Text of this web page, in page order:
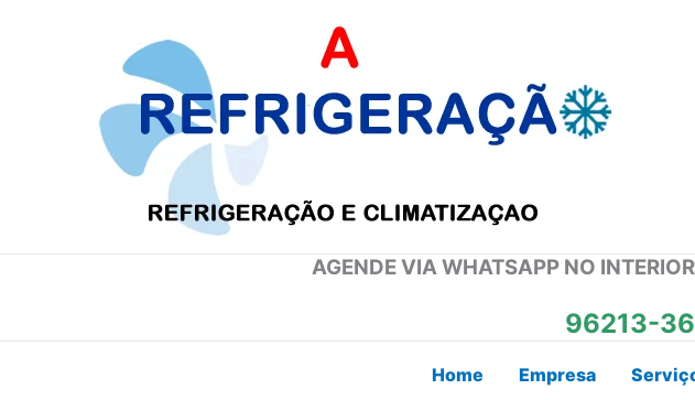
AGENDE VIA WHATSAPP NO
96213-
Home Empresa